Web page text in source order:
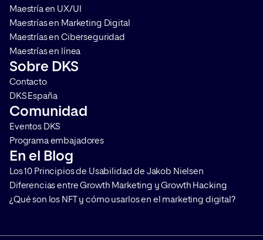
Maestría en UX/UI
Maestrías en Marketing Digital
Maestrías en Ciberseguridad
Maestrías en línea
Sobre DKS
Contacto
DKS España
Comunidad
Eventos DKS
Programa embajadores
En el Blog
Los 10 Principios de Usabilidad de Jakob Nielsen
Diferencias entre Growth Marketing y Growth Hacking
¿Qué son los NFT y cómo usarlos en el marketing digital?